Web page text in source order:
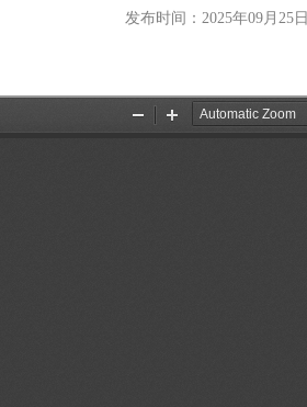
发布时间：2025年09月25日